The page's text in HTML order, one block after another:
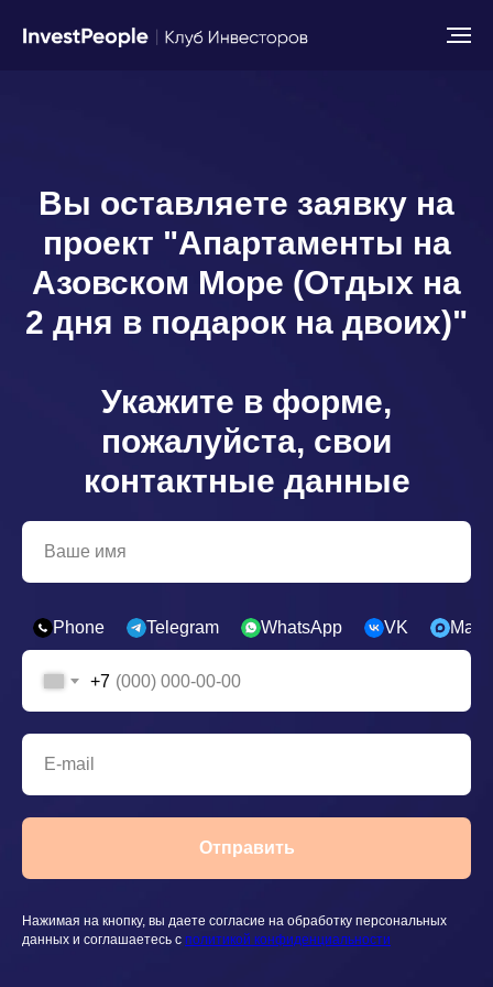
Вы оставляете заявку на
проект "Апартаменты на
Азовском Море (Отдых на
2 дня в подарок на двоих)"
Укажите в форме,
пожалуйста, свои
контактные данные
Phone Telegram WhatsApp VK Max
+7
Отправить
Нажимая на кнопку, вы даете согласие на обработку персональных
данных и соглашаетесь c политикой конфиденциальности